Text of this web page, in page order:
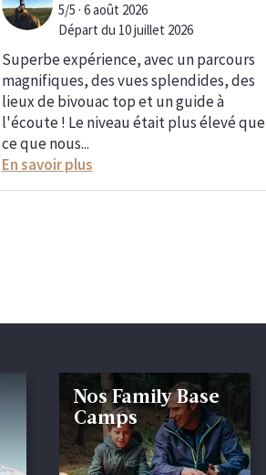
5/5 · 6 août 2026
Départ du 10 juillet 2026
Superbe expérience, avec un parcours
magnifiques, des vues splendides, des
lieux de bivouac top et un guide à
l'écoute ! Le niveau était plus élevé que
ce que nous...
En savoir plus
Nos Family Base
Camps